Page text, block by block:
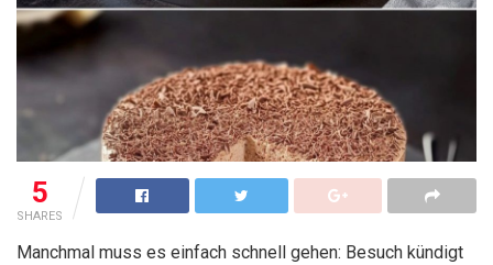
5
SHARES
Manchmal muss es einfach schnell gehen: Besuch kündigt